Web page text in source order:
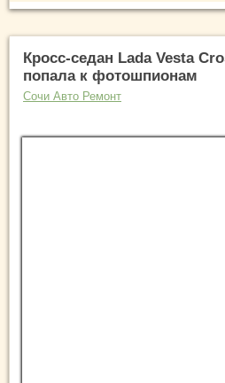
Кросс-седан Lada Vesta
попала к фотошпионам
Сочи Авто Ремонт